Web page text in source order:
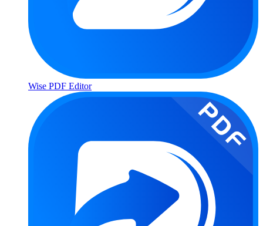
Wise PDF Editor